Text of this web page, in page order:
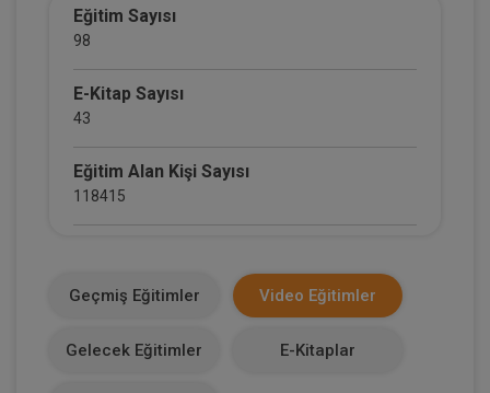
Eğitim Sayısı
98
E-Kitap Sayısı
43
Eğitim Alan Kişi Sayısı
118415
3
Geçmiş Eğitimler Video Eğitimler
Gelecek Eğitimler E-Kitaplar